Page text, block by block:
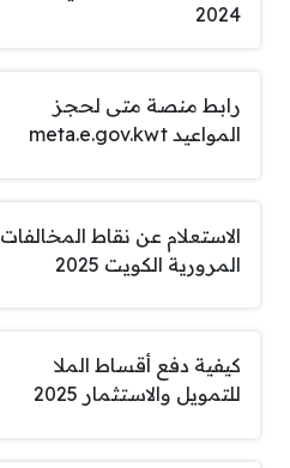
2024
رابط منصة متى لحجز
المواعيد meta.e.gov.kwt
الاستعلام عن نقاط المخالفات
المرورية الكويت 2025
كيفية دفع أقساط الملا
للتمويل والاستثمار 2025